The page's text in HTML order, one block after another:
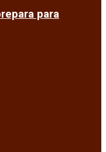
para